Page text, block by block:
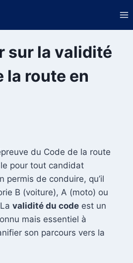
sur la validité
la route en
du Code de la route
pour tout candidat
permis de conduire, qu’il
B (voiture), A (moto) ou
validité du code est un
mais essentiel à
son parcours vers la